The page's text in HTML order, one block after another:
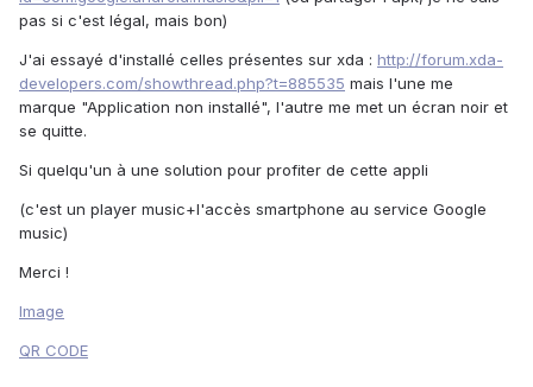
pas si c'est légal, mais bon)
J'ai essayé d'installé celles présentes sur xda : http://forum.xda-
developers.com/showthread.php?t=885535 mais l'une me
marque "Application non installé", l'autre me met un écran noir et
se quitte.
Si quelqu'un à une solution pour profiter de cette appli
(c'est un player music+l'accès smartphone au service Google
music)
Merci !
Image
QR CODE